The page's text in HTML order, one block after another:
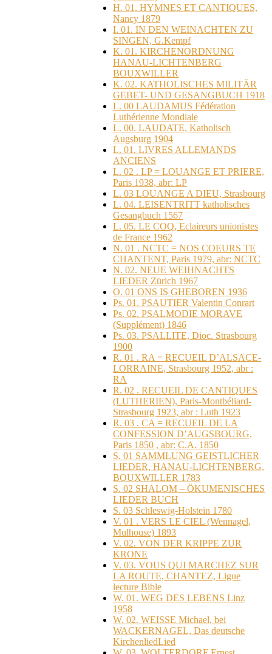
H. 01. HYMNES ET CANTIQUES,
Nancy 1879
I. 01. IN DEN WEINACHTEN ZU
SINGEN, G.Kempf
K. 01. KIRCHENORDNUNG
HANAU-LICHTENBERG
BOUXWILLER
K. 02. KATHOLISCHES MILITÄR
GEBET- UND GESANGBUCH 1918
L. 00 LAUDAMUS Fédération
Luthérienne Mondiale
L. 00. LAUDATE, Katholisch
Augsburg 1904
L. 01. LIVRES ALLEMANDS
ANCIENS
L. 02 . LP = LOUANGE ET PRIERE,
Paris 1938, abr: LP
L. 03 LOUANGE A DIEU, Strasbourg
L. 04. LEISENTRITT katholisches
Gesangbuch 1567
L. 05. LE COQ, Eclaireurs unionistes
de France 1962
N. 01 . NCTC = NOS COEURS TE
CHANTENT, Paris 1979, abr: NCTC
N. 02. NEUE WEIHNACHTS
LIEDER Zürich 1967
O. 01 ONS IS GHEBOREN 1936
Ps. 01. PSAUTIER Valentin Conrart
Ps. 02. PSALMODIE MORAVE
(Supplément) 1846
Ps. 03. PSALLITE, Dioc. Strasbourg
1900
R. 01 . RA = RECUEIL D’ALSACE-
LORRAINE, Strasbourg 1952, abr :
RA
R. 02 . RECUEIL DE CANTIQUES
(LUTHERIEN), Paris-Montbéliard-
Strasbourg 1923, abr : Luth 1923
R. 03 . CA = RECUEIL DE LA
CONFESSION D’AUGSBOURG,
Paris 1850 , abr: C.A. 1850
S. 01 SAMMLUNG GEISTLICHER
LIEDER, HANAU-LICHTENBERG,
BOUXWILLER 1783
S. 02 SHALOM – ÖKUMENISCHES
LIEDER BUCH
S. 03 Schleswig-Holstein 1780
V. 01 . VERS LE CIEL (Wennagel,
Mulhouse) 1893
V. 02. VON DER KRIPPE ZUR
KRONE
V. 03. VOUS QUI MARCHEZ SUR
LA ROUTE, CHANTEZ, Ligue
lecture Bible
W. 01. WEG DES LEBENS Linz
1958
W. 02. WEISSE Michael, bei
WACKERNAGEL, Das deutsche
KirchenliedLied